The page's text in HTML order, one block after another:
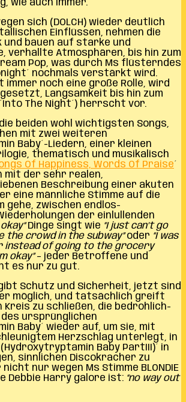
wie auch immer.
sich (DOLCH) wieder deutlich
Einflüssen, nehmen die
bauen auf starke und
verhallte Atmosphären, bis hin zum
Pop, was durch Ms flüsterndes
nochmals verstärkt wird.
immer noch eine große Rolle, wird
Langsamkeit bis hin zum
The Night´) herrscht vor.
beiden wohl wichtigsten Songs,
mit zwei weiteren
Baby´-Liedern, einer kleinen
thematisch und musikalisch
Of Happiness, Words Of Praise´
mit der sehr realen,
Beschreibung einer akuten
eine männliche Stimme auf die
gehe, zwischen endlos-
der einlullenden
okay“Dinge singt wie “I just can’t go
the crowd in the subway”oder “I was
instead of going to the grocery
okay”– jeder Betroffene und
es nur zu gut.
Schutz und Sicherheit, jetzt sind
möglich, und tatsächlich greift
Kreis zu schließen, die bedrohlich-
des ursprünglichen
Baby´ wieder auf, um sie, mit
Herzschlag unterlegt, in
(Hydroxytryptamin Baby PartIII)´ in
sinnlichen Discokracher zu
nur wegen Ms Stimme BLONDIE
Debbie Harry galore ist: “no way out